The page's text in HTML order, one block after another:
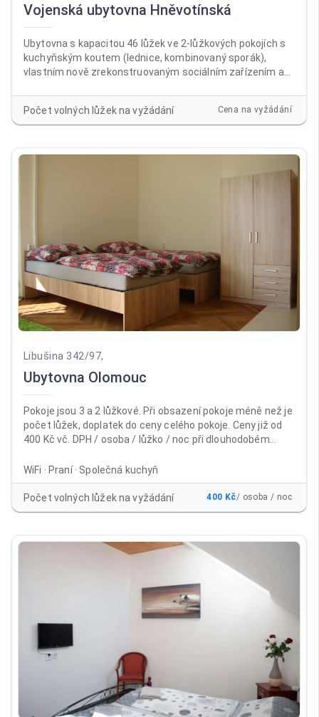
Vojenská ubytovna Hněvotínská
Ubytovna s kapacitou 46 lůžek ve 2-lůžkových pokojích s
kuchyňským koutem (lednice, kombinovaný sporák),
vlastním nově zrekonstruovaným sociálním zařízením a
ubytovnou vlastní parkoviště. Společenská místnost
vybavená novým nábytkem a LCD TV. Prádelna. Na pokojích
Počet volných lůžek na vyžádání Cena na vyžádání
Libušina 342/97,
Ubytovna Olomouc
Pokoje jsou 3 a 2 lůžkové. Při obsazení pokoje méně než je
počet lůžek, doplatek do ceny celého pokoje. Ceny již od
400 Kč vč. DPH / osoba / lůžko / noc při dlouhodobém
/ lůžko / noc od 10 nocí 500 Kč /osoba / lůžko / noc 15 - 30
nocí 450 Kč / osoba / lůžko / noc při platbě na 30 nocí
dopředu 400 Kč / osoba / lůžko /noc Cena již obsahuje
poplatek městu 21Kč/noc
WiFi · Praní · Společná kuchyň
Počet volných lůžek na vyžádání 400 Kč/ osoba / noc